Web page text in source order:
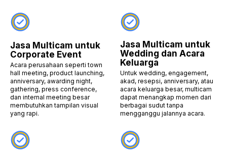
Jasa Multicam untuk
Corporate Event
Acara perusahaan seperti town
hall meeting, product launching,
anniversary, awarding night,
gathering, press conference,
dan internal meeting besar
membutuhkan tampilan visual
yang rapi.
Jasa Multicam untuk
Wedding dan Acara
Keluarga
Untuk wedding, engagement,
akad, resepsi, anniversary, atau
acara keluarga besar, multicam
dapat menangkap momen dari
berbagai sudut tanpa
mengganggu jalannya acara.